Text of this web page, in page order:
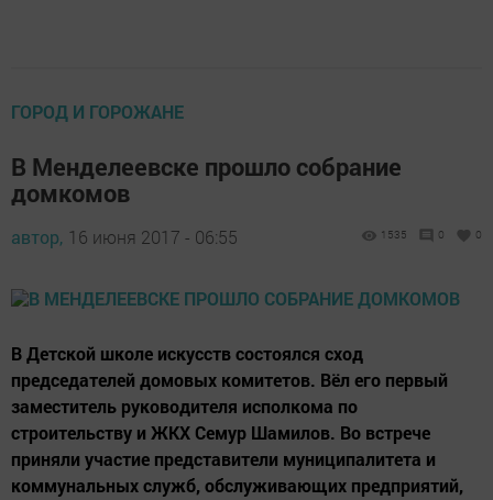
ГОРОД И ГОРОЖАНЕ
В Менделеевске прошло собрание
домкомов
автор, 16 июня 2017 - 06:55 1535 0 0
В Детской школе искусств состоялся сход
председателей домовых комитетов. Вёл его первый
заместитель руководителя исполкома по
строительству и ЖКХ Семур Шамилов. Во встрече
приняли участие представители муниципалитета и
коммунальных служб, обслуживающих предприятий,